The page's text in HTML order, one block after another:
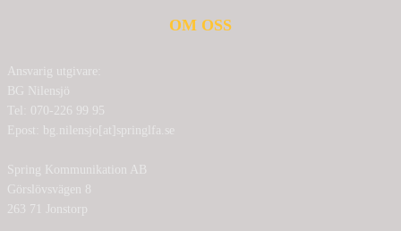
OM OSS
Ansvarig utgivare:
BG Nilensjö
Tel: 070-226 99 95
Epost: bg.nilensjo[at]springlfa.se
Spring Kommunikation AB
Görslövsvägen 8
263 71 Jonstorp